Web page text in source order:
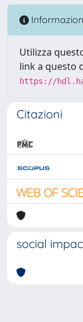
Utilizza
link a questo
https://
Citazioni
social